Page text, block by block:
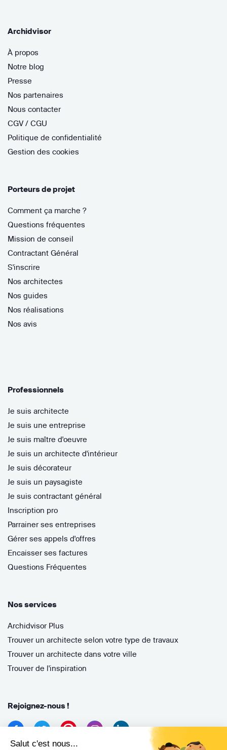
Salut c'est nous...
Archidvisor
À propos
Notre blog
Presse
Nos partenaires
Nous contacter
CGV / CGU
Politique de confidentialité
Gestion des cookies
Porteurs de projet
Comment ça marche ?
Questions fréquentes
Mission de conseil
Contractant Général
S'inscrire
Nos architectes
Nos guides
Nos réalisations
Nos avis
Professionnels
Je suis architecte
Je suis une entreprise
Je suis maître d'oeuvre
Je suis un architecte d'intérieur
Je suis décorateur
Je suis un paysagiste
Je suis contractant général
Inscription pro
Parrainer ses entreprises
Gérer ses appels d'offres
Encaisser ses factures
Questions Fréquentes
Nos services
Archidvisor Plus
Trouver un architecte selon votre type de travaux
Trouver un architecte dans votre ville
Trouver de l'inspiration
Rejoignez-nous !